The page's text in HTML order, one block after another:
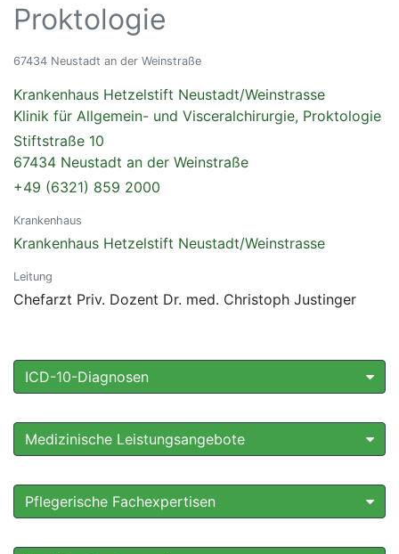
Proktologie
67434 Neustadt an der Weinstraße
Krankenhaus Hetzelstift Neustadt/Weinstrasse
Klinik für Allgemein- und Visceralchirurgie, Proktologie
Stiftstraße 10
67434 Neustadt an der Weinstraße
+49 (6321) 859 2000
Krankenhaus
Krankenhaus Hetzelstift Neustadt/Weinstrasse
Leitung
Chefarzt Priv. Dozent Dr. med. Christoph Justinger
ICD-10-Diagnosen
Medizinische Leistungsangebote
Pflegerische Fachexpertisen